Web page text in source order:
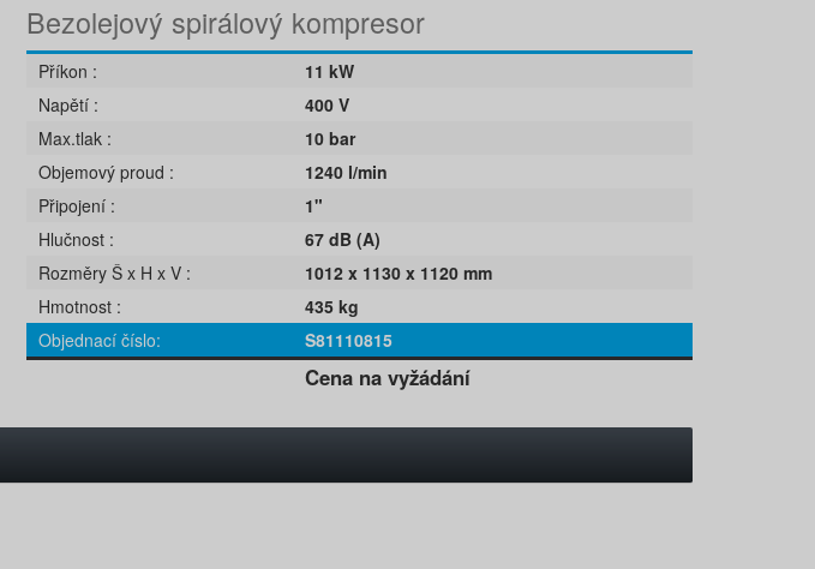
Bezolejový spirálový kompresor
Příkon
11 kW
Napětí
400 V
Max.tlak
10 bar
Objemový proud
1240 l/min
Připojení
1"
Hlučnost
67 dB (A)
Rozměry Š x H x V
1012 x 1130 x 1120 mm
Hmotnost
435 kg
Objednací číslo
S81110815
Cena na vyžádání